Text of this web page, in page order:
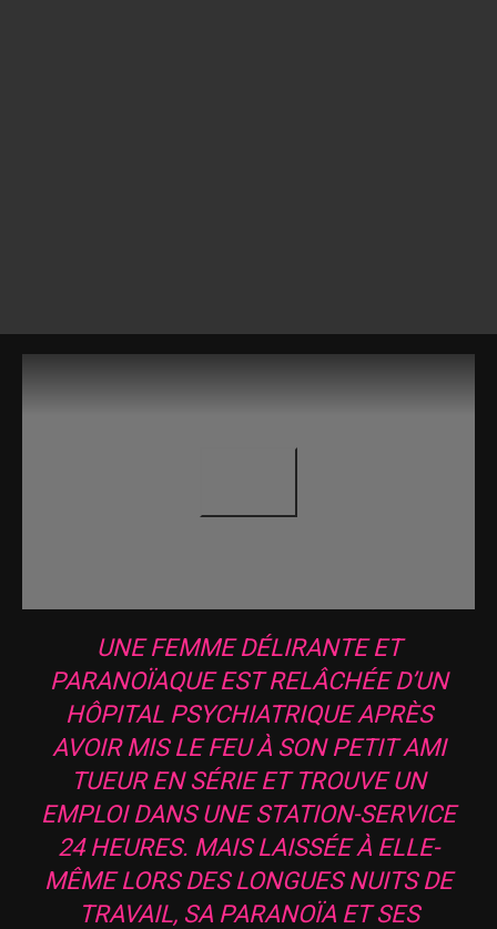
UNE FEMME DÉLIRANTE ET
PARANOÏAQUE EST RELÂCHÉE D’UN
HÔPITAL PSYCHIATRIQUE APRÈS
AVOIR MIS LE FEU À SON PETIT AMI
TUEUR EN SÉRIE ET TROUVE UN
EMPLOI DANS UNE STATION-SERVICE
24 HEURES. MAIS LAISSÉE À ELLE-
MÊME LORS DES LONGUES NUITS DE
TRAVAIL, SA PARANOÏA ET SES